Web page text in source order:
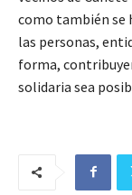
como también se
las personas,
forma,
solidaria sea